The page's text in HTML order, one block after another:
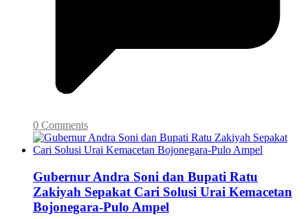
0 Comments
Gubernur Andra Soni dan Bupati Ratu
Zakiyah Sepakat Cari Solusi Urai Kemacetan
Bojonegara-Pulo Ampel